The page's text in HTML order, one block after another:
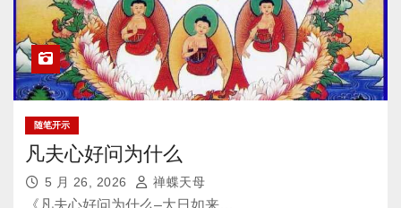
随笔开示
凡夫心好问为什么
5 月 26, 2026 禅蝶天母